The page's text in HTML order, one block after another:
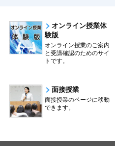
オンライン授業体
験版
オンライン授業のご案内
と受講確認のためのサイ
トです。
面接授業
面接授業のページに移動
できます。